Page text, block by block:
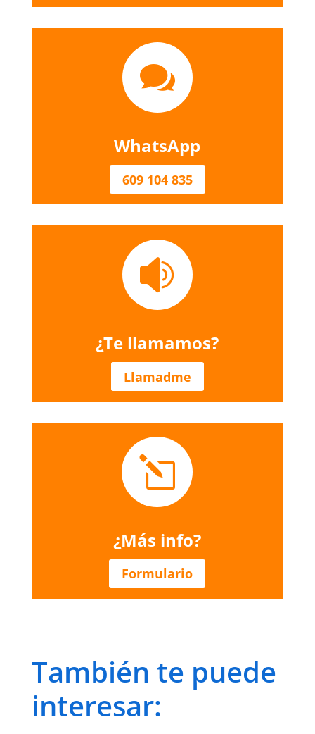

WhatsApp
609 104 835

¿Te llamamos?
Llamadme
l
¿Más info?
Formulario
También te puede
interesar: